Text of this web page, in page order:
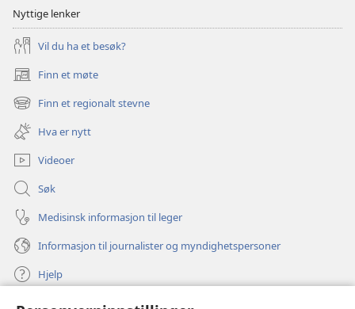
Nyttige lenker
Vil du ha et besøk?
Finn et møte
(åpner
nytt
vindu)
Finn et regionalt stevne
(åpner
nytt
vindu)
Hva er nytt
Videoer
Søk
Medisinsk informasjon til leger
Informasjon til journalister og myndighetspersoner
Hjelp